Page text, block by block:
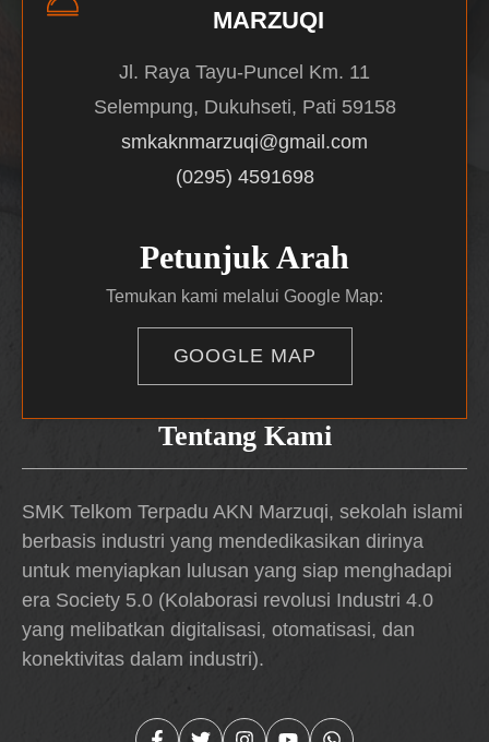
Tentang Kami
SMK Telkom Terpadu AKN Marzuqi, sekolah islami
berbasis industri yang mendedikasikan dirinya
untuk menyiapkan lulusan yang siap menghadapi
era Society 5.0 (Kolaborasi revolusi Industri 4.0
yang melibatkan digitalisasi, otomatisasi, dan
konektivitas dalam industri).
MARZUQI
Jl. Raya Tayu-Puncel Km. 11
Selempung, Dukuhseti, Pati 59158
smkaknmarzuqi@gmail.com
(0295) 4591698
Petunjuk Arah
Temukan kami melalui Google Map:
GOOGLE MAP